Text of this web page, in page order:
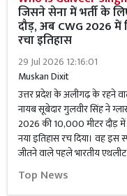
जिसने सेना में भर्ती के
दौड़, अब CWG 2026
रचा इतिहास
29 Jul 2026 12:16:01
Muskan Dixit
उत्तर प्रदेश के अलीगढ़ के रहने
नायब सूबेदार गुलवीर सिंह ने
2026 की 10,000 मीटर दौड़
नया इतिहास रच दिया। वह इस
जीतने वाले पहले भारतीय
Top News